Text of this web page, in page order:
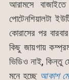
আরামসে
পোটেনশিয়ালটা
কোরাসের পর
কিছু জায়গায়
ভিডিও নাই, কিন্তু
মনে হচ্ছে আকাশ